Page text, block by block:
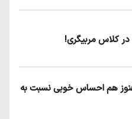
کلاس مربیگری!
هنوز هم احساس خوبی نسبت به